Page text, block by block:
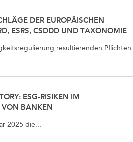
DER EUROPÄISCHEN
ESRS, CSDDD UND TAXONOMIE
resultierenden Pflichten
ESG-RISIKEN IM
BANKEN
2025 die...